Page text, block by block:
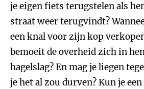
je eigen fiets terugstelen als
straat weer terugvindt?
een knal voor zijn kop
bemoeit de overheid zich in
hagelslag? En mag je liegen
je het al zou durven? Kun je